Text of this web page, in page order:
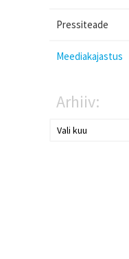
Pressiteade
Meediakajastus
Arhiiv: